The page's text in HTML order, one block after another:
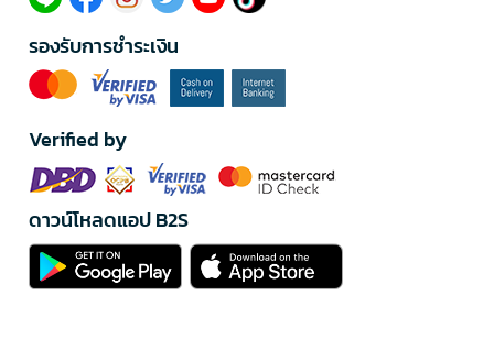
รองรับการชำระเงิน
Verified by
ดาวน์โหลดแอป B2S